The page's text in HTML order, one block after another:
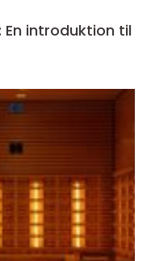
En introduktion til